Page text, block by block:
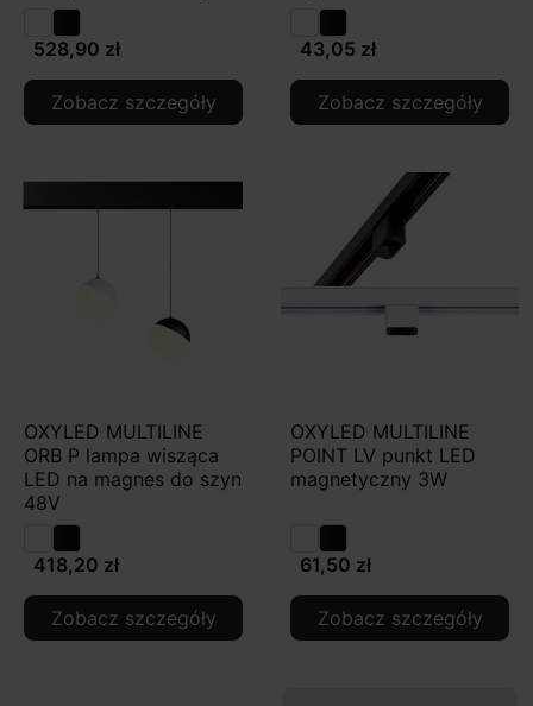
528,90 zł
Zobacz szczegóły
43,05 zł
Zobacz szczegóły
OXYLED MULTILINE
ORB P lampa wisząca
LED na magnes do szyn
48V
418,20 zł
Zobacz szczegóły
OXYLED MULTILINE
POINT LV punkt LED
magnetyczny 3W
61,50 zł
Zobacz szczegóły